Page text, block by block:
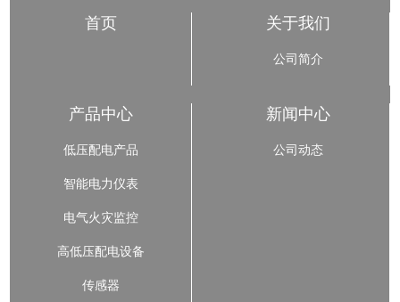
首页 关于我们
公司简介
产品中心
低压配电产品
智能电力仪表
电气火灾监控
高低压配电设备
传感器
新闻中心
公司动态